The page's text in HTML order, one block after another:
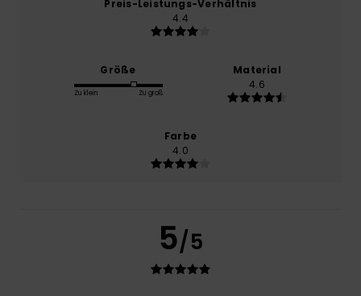
Preis-Leistungs-Verhältnis
4.4
Größe
Zu klein Zu groß
Material
4.6
Farbe
4.0
5/5